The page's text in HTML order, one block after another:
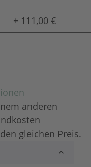
gewachst
+ 111,00 €
shabby chic /
anderen
gleichen Preis.